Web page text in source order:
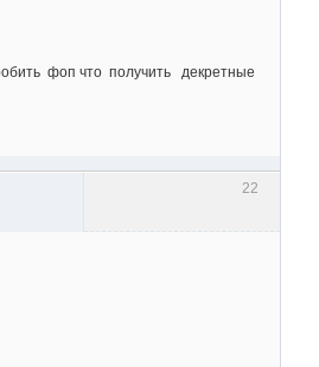
фоп что получить декретные
22